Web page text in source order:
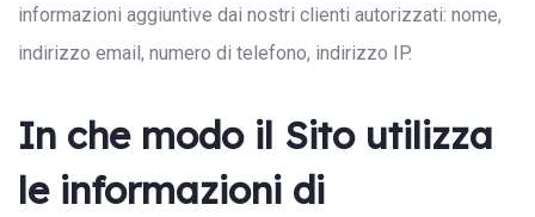
informazioni aggiuntive dai nostri clienti autorizzati: nome,
indirizzo email, numero di telefono, indirizzo IP.
In che modo il Sito utilizza
le informazioni di